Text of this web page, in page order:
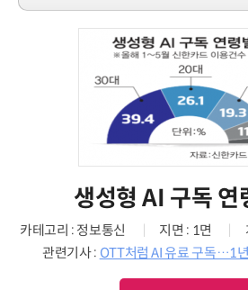
생성형 AI 구독 연
카테고리 : 정보통신 지면 : 1면
관련기사 : OTT처럼 AI 유료 구독…1